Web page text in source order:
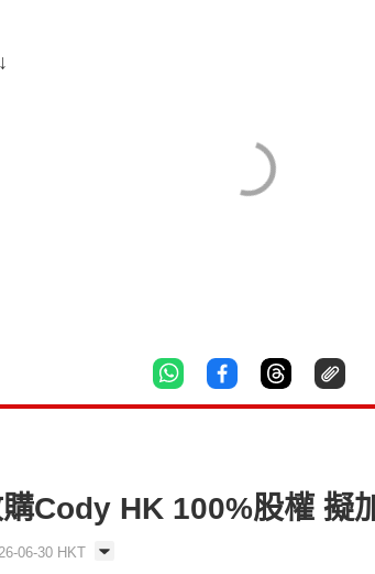
Cody HK 100%股權 擬
06-30 HKT